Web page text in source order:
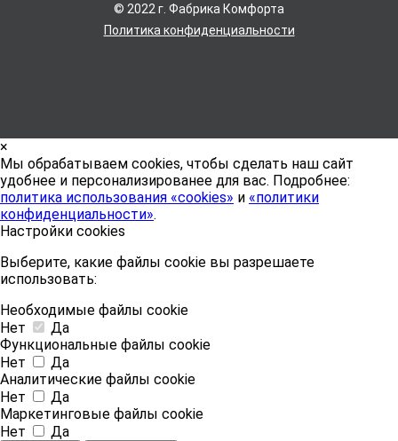
© 2022 г. Фабрика Комфорта
Политика конфиденциальности
×
Мы обрабатываем cookies, чтобы сделать наш сайт
удобнее и персонализированее для вас. Подробнее:
политика использования «cookies» и «политики
конфиденциальности».
Настройки cookies
Выберите, какие файлы cookie вы разрешаете
использовать:
Необходимые файлы cookie
Нет
Да
Функциональные файлы cookie
Нет
Да
Аналитические файлы cookie
Нет
Да
Маркетинговые файлы cookie
Нет
Да